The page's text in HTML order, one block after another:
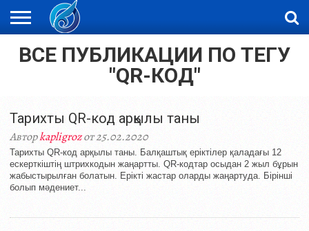
ЖАҢАЛЫҚТАР
НОВОСТИ
ВИДЕО
ФОТОРЕПОРТАЖИ
ОРКЕН
ВСЕ ПУБЛИКАЦИИ ПО ТЕГУ
"QR-КОД"
Тарихты QR-код арқылы таны
Авторkapligrozот 25.02.2020
Тарихты QR-код арқылы таны. Балқаштық еріктілер қаладағы 12
ескерткіштің штрихкодын жаңартты. QR-кодтар осыдан 2 жыл бұрын
жабыстырылған болатын. Ерікті жастар оларды жаңартуда. Бірінші
болып мәдениет...